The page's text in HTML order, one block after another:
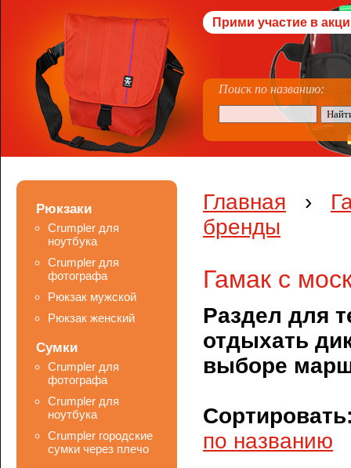
Прими участие в
Поиск по названию:
Рюкзаки
Crumpler для
ноутбука
Crumpler для
фотографа
Рюкзак мужской
Рюкзак женский
Сумки
Crumpler для
фотографа
Crumpler для
ноутбука
Crumpler городские
сумки через плечо
Главная ›
бренды
Гамак с
Раздел для
отдыхать
выборе
по названию